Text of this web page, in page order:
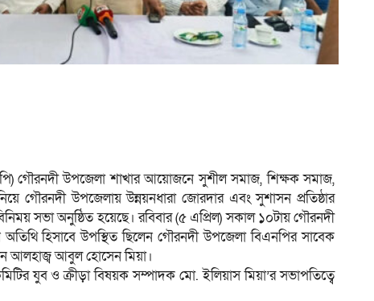
গৌরনদী উপজেলা শাখার আয়োজনে সুশীল সমাজ, শিক্ষক সমাজ,
গৌরনদী উপজেলায় উন্নয়নধারা জোরদার এবং সুশাসন প্রতিষ্ঠার
সভা অনুষ্ঠিত হয়েছে। ‎রবিবার (৫ এপ্রিল) সকাল ১০টায় গৌরনদী
হিসাবে উপস্থিত ছিলেন গৌরনদী উপজেলা বিএনপির সাবেক
আলহাজ্ব আবুল হোসেন মিয়া।
যুব ও ক্রীড়া বিষয়ক সম্পাদক মো. ইলিয়াস মিয়া’র সভাপতিত্বে